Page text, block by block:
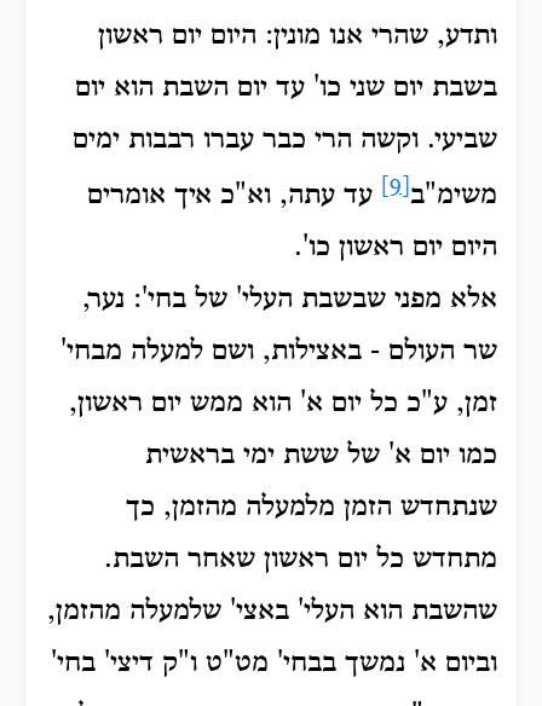
ותדע, שהרי אנו מונין: היום יום ראשון
בשבת יום שני כו' עד יום השבת הוא יום
שביעי. וקשה הרי כבר עברו רבבות ימים
משימ"ב
עד עתה, וא"כ איך אומרים
היום יום ראשון כו'.
אלא מפני שבשבת העלי' של בחי': נער,
שר העולם - באצילות, ושם למעלה מבחי'
זמן, ע"כ כל יום א' הוא ממש יום ראשון,
כמו יום א' של ששת ימי בראשית
שנתחדש הזמן מלמעלה מהזמן, כך
מתחדש כל יום ראשון שאחר השבת.
שהשבת הוא העלי' באצי' שלמעלה מהזמן,
וביום א' נמשך בבחי' מט"ט ו"ק דיצי' בחי'